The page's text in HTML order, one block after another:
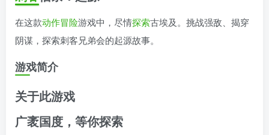
在这款动作冒险游戏中，尽情探索古埃及。挑战强敌、揭穿
阴谋，探索刺客兄弟会的起源故事。
游戏简介
关于此游戏
广袤国度，等你探索